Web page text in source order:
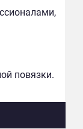
повязки.